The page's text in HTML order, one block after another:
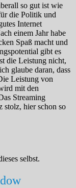
so gut ist wie
die Politik und
Internet
einem Jahr habe
Spaß macht und
gibt es
die Leistung nicht,
glaube daran, dass
Leistung von
mit den
Streaming
stolz, hier schon so
selbst.